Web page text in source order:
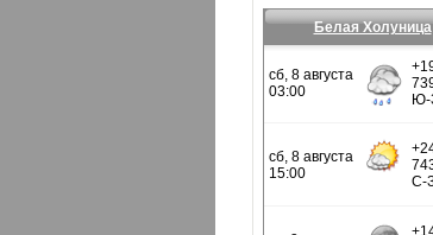
Белая Холуница